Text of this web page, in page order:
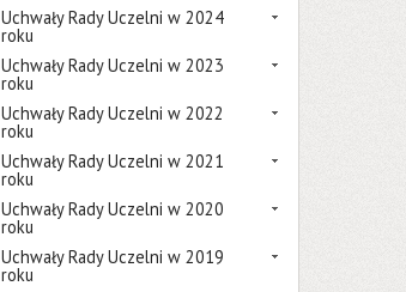
Uchwały Rady Uczelni w 2024
roku
Uchwały Rady Uczelni w 2023
roku
Uchwały Rady Uczelni w 2022
roku
Uchwały Rady Uczelni w 2021
roku
Uchwały Rady Uczelni w 2020
roku
Uchwały Rady Uczelni w 2019
roku